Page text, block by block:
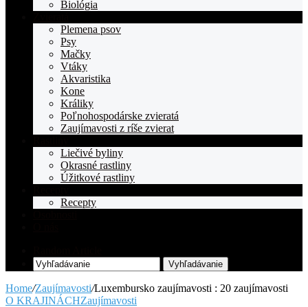
Biológia
Plemena psov
Psy
Mačky
Vtáky
Akvaristika
Kone
Králiky
Poľnohospodárske zvieratá
Zaujímavosti z ríše zvierat
Liečivé byliny
Okrasné rastliny
Úžitkové rastliny
Recepty
Vyhľadávanie
Home/Zaujímavosti/Luxembursko zaujímavosti : 20 zaujímavosti
O KRAJINÁCHZaujímavosti